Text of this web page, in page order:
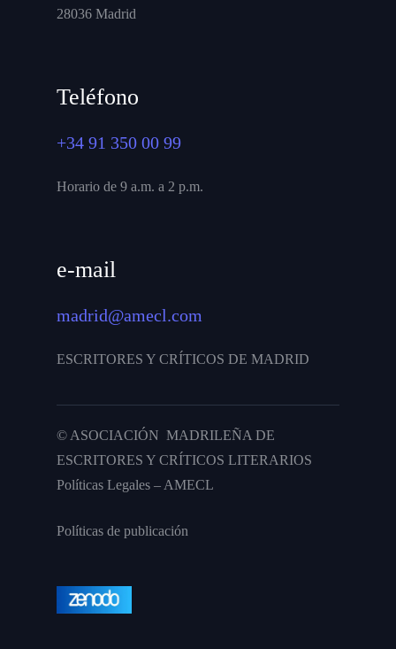
28036 Madrid
Teléfono
+34 91 350 00 99
Horario de 9 a.m. a 2 p.m.
e-mail
madrid@amecl.com
ESCRITORES Y CRÍTICOS DE MADRID
© ASOCIACIÓN MADRILEÑA DE
ESCRITORES Y CRÍTICOS LITERARIOS
Políticas Legales – AMECL
Políticas de publicación